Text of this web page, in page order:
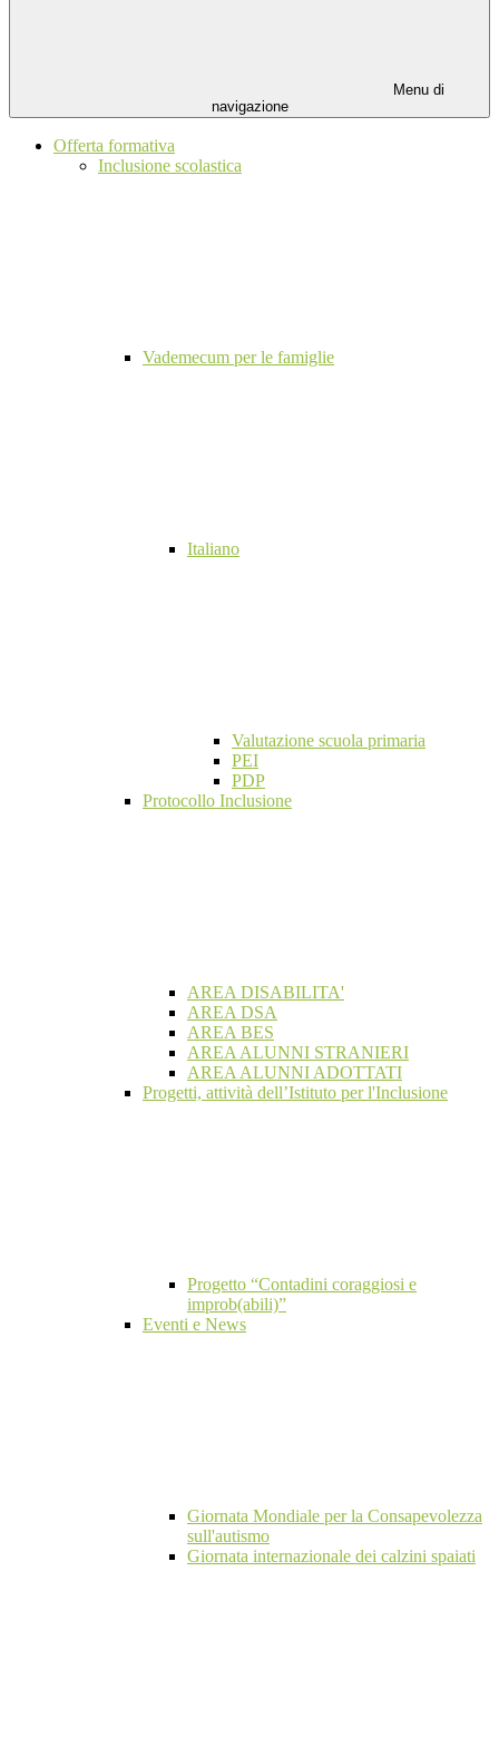
Menu di
navigazione
Offerta formativa
Inclusione scolastica
Vademecum per le famiglie
Italiano
Valutazione scuola primaria
PEI
PDP
Protocollo Inclusione
AREA DISABILITA'
AREA DSA
AREA BES
AREA ALUNNI STRANIERI
AREA ALUNNI ADOTTATI
Progetti, attività dell’Istituto per l'Inclusione
Progetto “Contadini coraggiosi e
improb(abili)”
Eventi e News
Giornata Mondiale per la Consapevolezza
sull'autismo
Giornata internazionale dei calzini spaiati